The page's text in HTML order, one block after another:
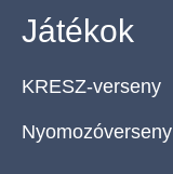
Játékok
KRESZ-verseny
Nyomozóverseny